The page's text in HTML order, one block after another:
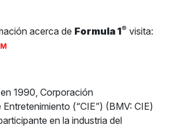
acerca de Formula 1® visita:
1990, Corporación
(“CIE”) (BMV: CIE)
en la industria del